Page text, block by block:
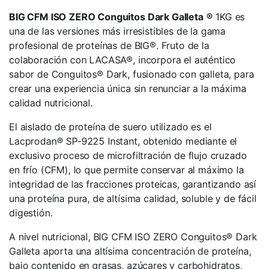
BIG CFM ISO ZERO Conguitos Dark Galleta ® 1KG es
una de las versiones más irresistibles de la gama
profesional de proteínas de BIG®. Fruto de la
colaboración con LACASA®, incorpora el auténtico
sabor de Conguitos® Dark, fusionado con galleta, para
crear una experiencia única sin renunciar a la máxima
calidad nutricional.
El aislado de proteína de suero utilizado es el
Lacprodan® SP-9225 Instant, obtenido mediante el
exclusivo proceso de microfiltración de flujo cruzado
en frío (CFM), lo que permite conservar al máximo la
integridad de las fracciones proteicas, garantizando así
una proteína pura, de altísima calidad, soluble y de fácil
digestión.
A nivel nutricional, BIG CFM ISO ZERO Conguitos® Dark
Galleta aporta una altísima concentración de proteína,
bajo contenido en grasas, azúcares y carbohidratos,